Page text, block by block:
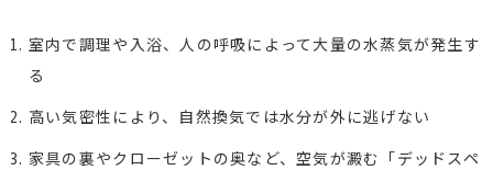
室内で調理や入浴、人の呼吸によって大量の水蒸気が発生す
る
高い気密性により、自然換気では水分が外に逃げない
家具の裏やクローゼットの奥など、空気が澱む「デッドスペ